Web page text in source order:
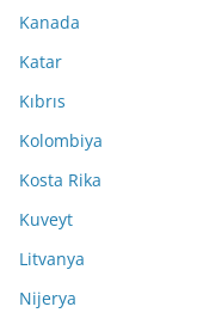
Kanada
Katar
Kıbrıs
Kolombiya
Kosta Rika
Kuveyt
Litvanya
Nijerya